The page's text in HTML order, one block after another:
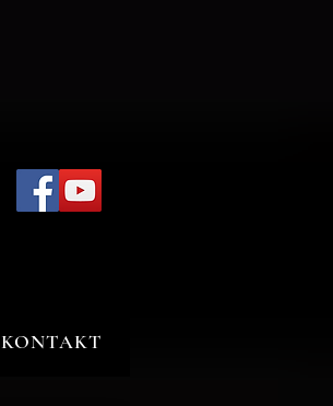
KONTAKT